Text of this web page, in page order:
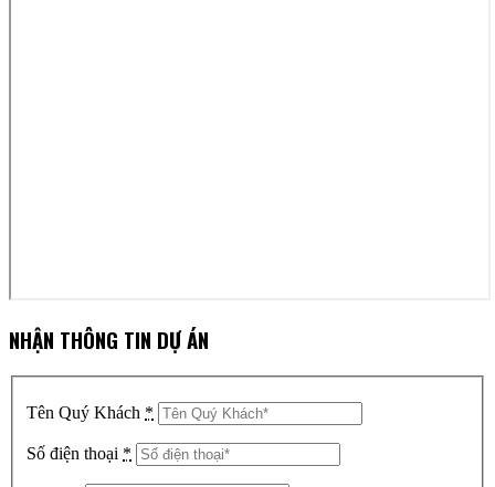
NHẬN THÔNG TIN DỰ ÁN
Tên Quý Khách *
Số điện thoại *